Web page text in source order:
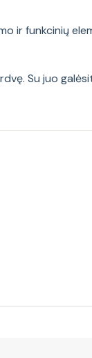
ir funkcinių
Su juo